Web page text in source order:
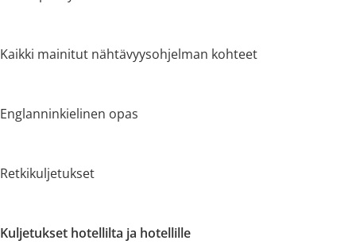
Kaikki mainitut nähtävyysohjelman kohteet
Englanninkielinen opas
Retkikuljetukset
Kuljetukset hotellilta ja hotellille